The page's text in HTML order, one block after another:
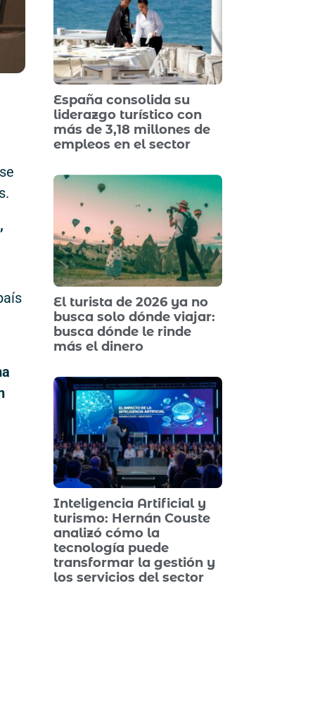
España consolida su
liderazgo turístico con
más de 3,18 millones de
empleos en el sector
El turista de 2026 ya no
busca solo dónde viajar:
busca dónde le rinde
más el dinero
Inteligencia Artificial y
turismo: Hernán Couste
analizó cómo la
tecnología puede
transformar la gestión y
los servicios del sector